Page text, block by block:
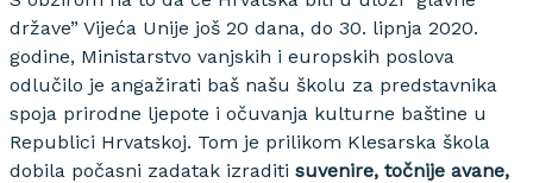
države” Vijeća Unije još 20 dana, do 30. lipnja 2020.
godine, Ministarstvo vanjskih i europskih poslova
odlučilo je angažirati baš našu školu za predstavnika
spoja prirodne ljepote i očuvanja kulturne baštine u
Republici Hrvatskoj. Tom je prilikom Klesarska škola
dobila počasni zadatak izraditi suvenire, točnije avane,